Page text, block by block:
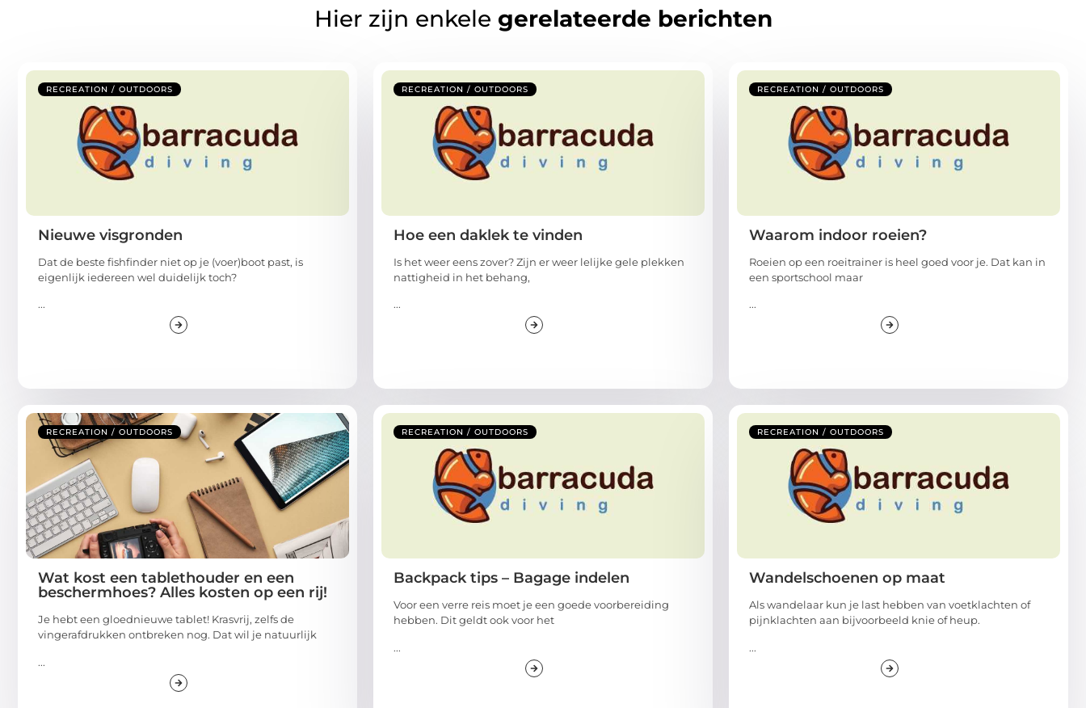
Hier zijn enkele gerelateerde berichten
RECREATION / OUTDOORS
Nieuwe visgronden
Dat de beste fishfinder niet op je (voer)boot past, is
eigenlijk iedereen wel duidelijk toch?
RECREATION / OUTDOORS
Hoe een daklek te vinden
Is het weer eens zover? Zijn er weer lelijke gele plekken
nattigheid in het behang,
RECREATION / OUTDOORS
Waarom indoor roeien?
Roeien op een roeitrainer is heel goed voor je. Dat kan in
een sportschool maar
RECREATION / OUTDOORS
Wat kost een tablethouder en een
beschermhoes? Alles kosten op een rij!
Je hebt een gloednieuwe tablet! Krasvrij, zelfs de
vingerafdrukken ontbreken nog. Dat wil je natuurlijk
RECREATION / OUTDOORS
Backpack tips – Bagage indelen
Voor een verre reis moet je een goede voorbereiding
hebben. Dit geldt ook voor het
RECREATION / OUTDOORS
Wandelschoenen op maat
Als wandelaar kun je last hebben van voetklachten of
pijnklachten aan bijvoorbeeld knie of heup.